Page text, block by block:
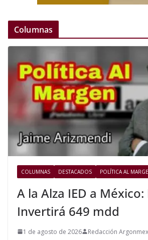
Columnas
COLUMNAS DESTACADOS POLÍTICA AL
A la Alza IED a México:
Invertirá 649 mdd
1 de agosto de 2026 Redacción